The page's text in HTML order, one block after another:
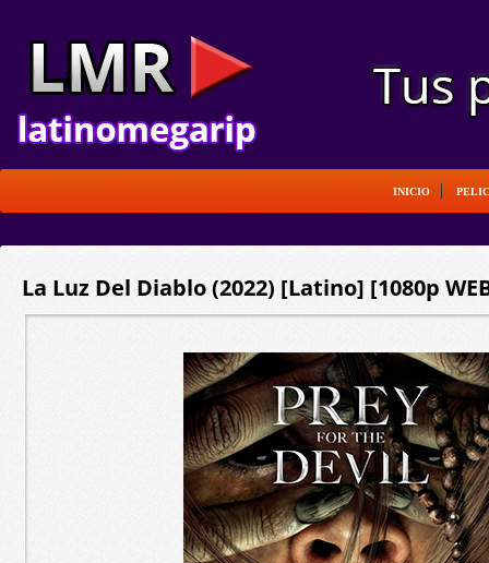
INICIO
La Luz Del Diablo (2022) [Latino] [1080p